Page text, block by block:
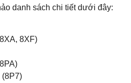
danh sách chi tiết dưới đây:
8XF)
(8P7)